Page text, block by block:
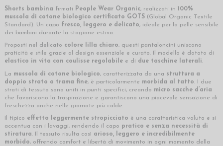
Shorts bambina firmati People Wear Organic, realizzati in 100%
mussola di cotone biologico certificato GOTS (Global Organic Textile
Standard). Un capo fresco, leggero e delicato, ideale per la pelle sensibile
dei bambini durante la stagione estiva.
Proposti nel delicato colore lilla chiaro, questi pantaloncini uniscono
praticità e stile grazie al design essenziale e curato. Il modello è dotato di
elastico in vita con coulisse regolabile e di due taschine laterali.
La mussola di cotone biologico, caratterizzata da una struttura a
doppio strato a trama fine, è particolarmente morbida al tatto. I due
strati di tessuto sono uniti in punti specifici, creando micro sacche d’aria
che favoriscono la traspirazione e garantiscono una piacevole sensazione di
freschezza anche nelle giornate più calde.
Il tipico effetto leggermente stropicciato è una caratteristica voluta e si
accentua con i lavaggi, rendendo il capo pratico e senza necessità di
stiratura. Il tessuto risulta così arioso, leggero e incredibilmente
morbido, offrendo comfort e libertà di movimento in ogni momento della